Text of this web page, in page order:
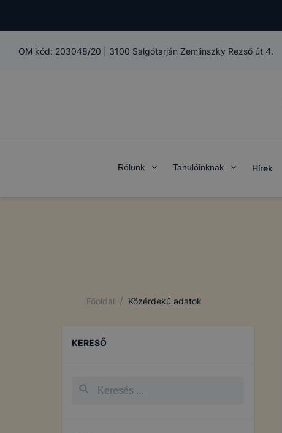
OM kód: 203048/20 3100 Salgótarján Zemlinszky Rezső út 4.
Rólunk Tanulóinknak Hírek
Főoldal / Közérdekű adatok
KERESŐ